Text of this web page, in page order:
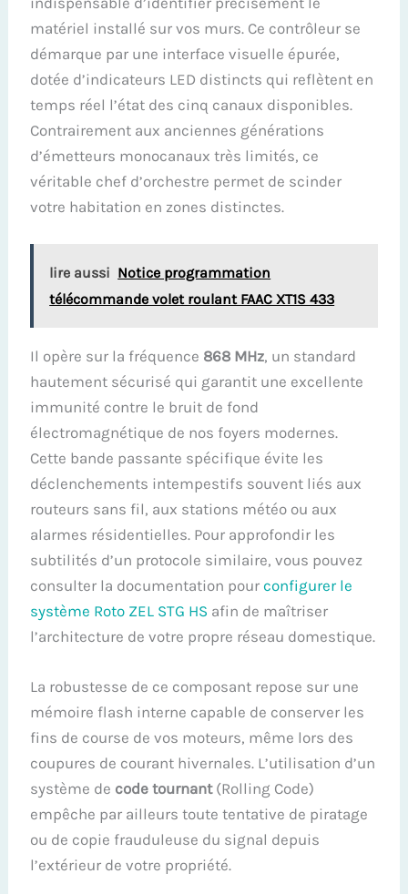
matériel installé sur vos murs. Ce contrôleur se
démarque par une interface visuelle épurée,
dotée d’indicateurs LED distincts qui reflètent en
temps réel l’état des cinq canaux disponibles.
Contrairement aux anciennes générations
d’émetteurs monocanaux très limités, ce
véritable chef d’orchestre permet de scinder
votre habitation en zones distinctes.
lire aussi Notice programmation
télécommande volet roulant FAAC XT1S 433
Il opère sur la fréquence 868 MHz, un standard
hautement sécurisé qui garantit une excellente
immunité contre le bruit de fond
électromagnétique de nos foyers modernes.
Cette bande passante spécifique évite les
déclenchements intempestifs souvent liés aux
routeurs sans fil, aux stations météo ou aux
alarmes résidentielles. Pour approfondir les
subtilités d’un protocole similaire, vous pouvez
consulter la documentation pourconfigurer le
système Roto ZEL STG HS afin de maîtriser
l’architecture de votre propre réseau domestique.
La robustesse de ce composant repose sur une
mémoire flash interne capable de conserver les
fins de course de vos moteurs, même lors des
coupures de courant hivernales. L’utilisation d’un
système de code tournant(Rolling Code)
empêche par ailleurs toute tentative de piratage
ou de copie frauduleuse du signal depuis
l’extérieur de votre propriété.